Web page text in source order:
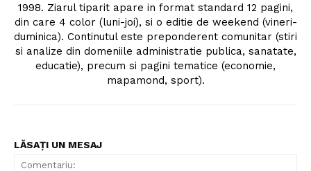
1998. Ziarul tiparit apare in format standard 12 pagini,
din care 4 color (luni-joi), si o editie de weekend (vineri-
duminica). Continutul este preponderent comunitar (stiri
si analize din domeniile administratie publica, sanatate,
educatie), precum si pagini tematice (economie,
mapamond, sport).
LĂSAȚI UN MESAJ